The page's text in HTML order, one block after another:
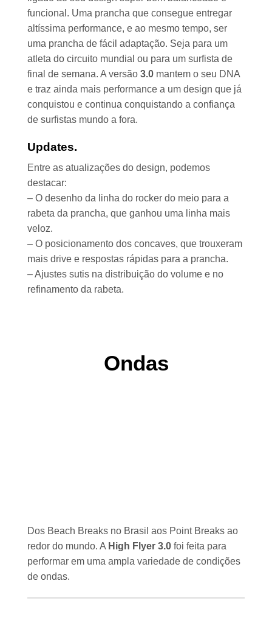
funcional. Uma prancha que consegue entregar
altíssima performance, e ao mesmo tempo, ser
uma prancha de fácil adaptação. Seja para um
atleta do circuito mundial ou para um surfista de
final de semana. A versão 3.0 mantem o seu DNA
e traz ainda mais performance a um design que já
conquistou e continua conquistando a confiança
de surfistas mundo a fora.
Updates.
Entre as atualizações do design, podemos
destacar:
– O desenho da linha do rocker do meio para a
rabeta da prancha, que ganhou uma linha mais
veloz.
– O posicionamento dos concaves, que trouxeram
mais drive e respostas rápidas para a prancha.
– Ajustes sutis na distribuição do volume e no
refinamento da rabeta.
Ondas
Dos Beach Breaks no Brasil aos Point Breaks ao
redor do mundo. A High Flyer 3.0 foi feita para
performar em uma ampla variedade de condições
de ondas.